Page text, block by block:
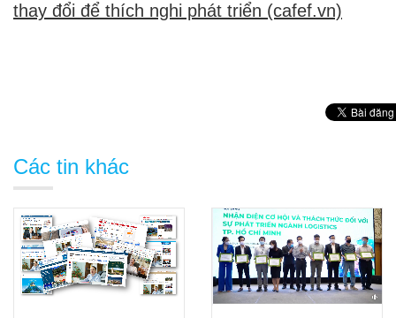
thay đổi để thích nghi phát triển (cafef.vn)
Các tin khác